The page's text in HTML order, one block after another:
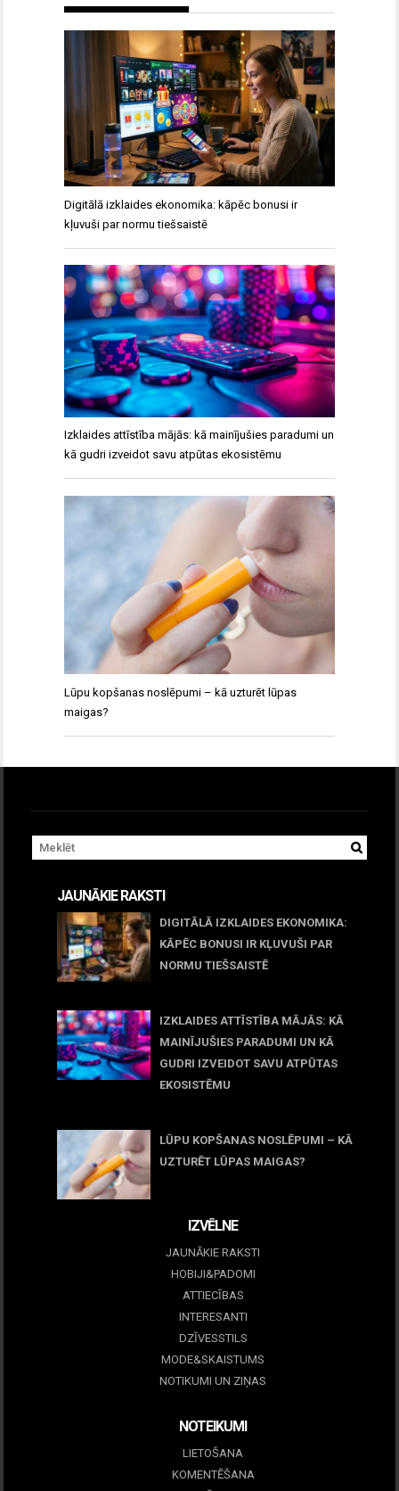
Digitālā izklaides ekonomika: kāpēc bonusi ir
kļuvuši par normu tiešsaistē
Izklaides attīstība mājās: kā mainījušies paradumi un
kā gudri izveidot savu atpūtas ekosistēmu
Lūpu kopšanas noslēpumi – kā uzturēt lūpas
maigas?
JAUNĀKIE RAKSTI
DIGITĀLĀ IZKLAIDES EKONOMIKA:
KĀPĒC BONUSI IR KĻUVUŠI PAR
NORMU TIEŠSAISTĒ
IZKLAIDES ATTĪSTĪBA MĀJĀS: KĀ
MAINĪJUŠIES PARADUMI UN KĀ
GUDRI IZVEIDOT SAVU ATPŪTAS
EKOSISTĒMU
LŪPU KOPŠANAS NOSLĒPUMI – KĀ
UZTURĒT LŪPAS MAIGAS?
IZVĒLNE
JAUNĀKIE RAKSTI
HOBIJI&PADOMI
ATTIECĪBAS
INTERESANTI
DZĪVESSTILS
MODE&SKAISTUMS
NOTIKUMI UN ZIŅAS
NOTEIKUMI
LIETOŠANA
KOMENTĒŠANA